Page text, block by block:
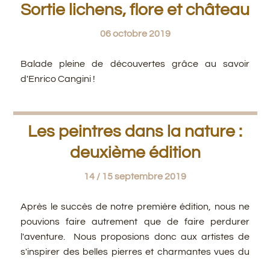
Sortie lichens, flore et château
06 octobre 2019
Balade pleine de découvertes grâce au savoir
d'Enrico Cangini !
Les peintres dans la nature :
deuxième édition
14 / 15 septembre 2019
Après le succès de notre première édition, nous ne
pouvions faire autrement que de faire perdurer
l'aventure. Nous proposions donc aux artistes de
s'inspirer des belles pierres et charmantes vues du